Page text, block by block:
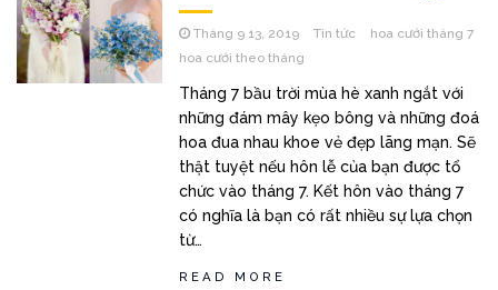
Tháng 9 13, 2019 Tin tức
hoa cưới tháng 7
hoa cưới theo tháng
Tháng 7 bầu trời mùa hè xanh ngắt với
những đám mây kẹo bông và những đoá
hoa đua nhau khoe vẻ đẹp lãng mạn. Sẽ
thật tuyệt nếu hôn lễ của bạn được tổ
chức vào tháng 7. Kết hôn vào tháng 7
có nghĩa là bạn có rất nhiều sự lựa chọn
từ…
READ MORE